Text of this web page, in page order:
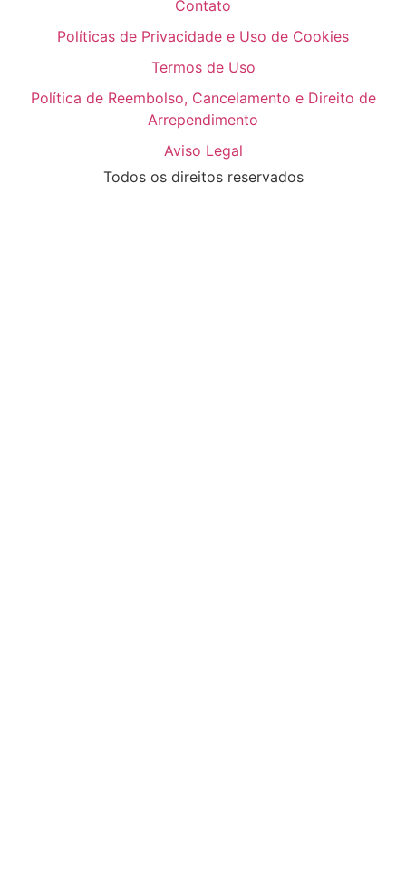
Contato
Políticas de Privacidade e Uso de Cookies
Termos de Uso
Política de Reembolso, Cancelamento e Direito de
Arrependimento
Aviso Legal
Todos os direitos reservados